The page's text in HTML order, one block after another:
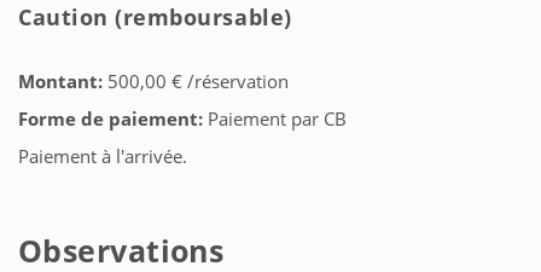
Caution (remboursable)
Montant: 500,00 € /réservation
Forme de paiement: Paiement par CB
Paiement à l'arrivée.
Observations